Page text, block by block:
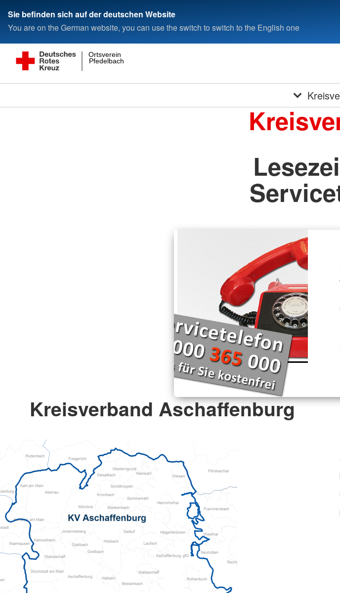
Sie befinden sich auf der deutschen Website
You are on the German website, you can use the switch to switch to the English one
Pfedelbach
Ortsverein
Kreisverband Aschaffenburg